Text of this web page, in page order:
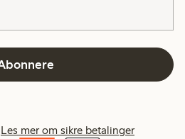
Les mer om sikre betalinger